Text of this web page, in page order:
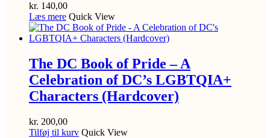
kr. 140,00
Læs mere Quick View
The DC Book of Pride – A
Celebration of DC’s LGBTQIA+
Characters (Hardcover)
kr. 200,00
Tilføj til kurv Quick View